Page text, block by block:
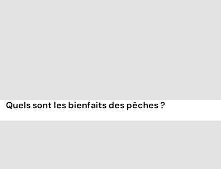
Quels sont les bienfaits des pêches ?